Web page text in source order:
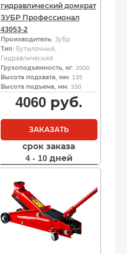
гидравлический домкрат
ЗУБР Профессионал
43053-2
Производитель: Зубр
Тип: Бутылочный,
Гидравлический
Грузоподъемность, кг: 2000
Высота подхвата, мм: 135
Высота подъема, мм: 330
4060руб.
ЗАКАЗАТЬ
срок заказа
4 - 10 дней